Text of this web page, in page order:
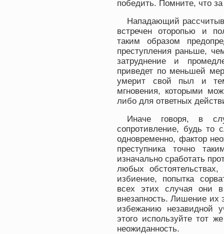
победить. Помните, что
Нападающий
встречен оторопью и
таким образом
преступления раньше,
затруднение и
приведет по меньшей
умерит свой пыл и
мгновения, которыми
либо для ответных
Иначе говоря, в
сопротивление, будь то
одновременно, фактор
преступника точно
изначально сработать
любых
избиение, попытка
всех этих случая они
внезапность. Лишение их
избежанию незавидной
этого используйте тот
неожиданность.